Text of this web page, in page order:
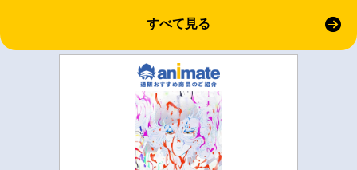
すべて見る